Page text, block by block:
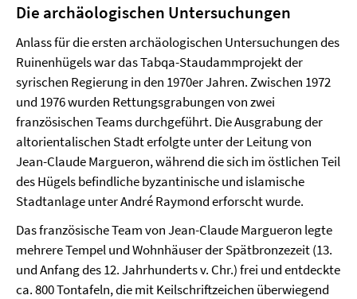
Die archäologischen Untersuchungen
Anlass für die ersten archäologischen Untersuchungen des
Ruinenhügels war das Tabqa-Staudammprojekt der
syrischen Regierung in den 1970er Jahren. Zwischen 1972
und 1976 wurden Rettungsgrabungen von zwei
französischen Teams durchgeführt. Die Ausgrabung der
altorientalischen Stadt erfolgte unter der Leitung von
Jean-Claude Margueron, während die sich im östlichen Teil
des Hügels befindliche byzantinische und islamische
Stadtanlage unter André Raymond erforscht wurde.
Das französische Team von Jean-Claude Margueron legte
mehrere Tempel und Wohnhäuser der Spätbronzezeit (13.
und Anfang des 12. Jahrhunderts v. Chr.) frei und entdeckte
ca. 800 Tontafeln, die mit Keilschriftzeichen überwiegend